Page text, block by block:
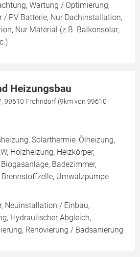
Wartung / Optimierung,
/ PV Batterie, Nur Dachinstallation,
Nur Material (z.B. Balkonsolar,
Heizungsbau
99610 Frohndorf (9km von 99610
Solarthermie, Ölheizung,
Holzheizung, Heizkörper,
Badezimmer,
Umwälzpumpe
Neuinstallation / Einbau,
Hydraulischer Abgleich,
Renovierung / Badsanierung